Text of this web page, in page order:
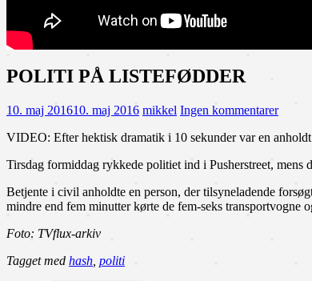
POLITI PÅ LISTEFØDDER
10. maj 201610. maj 2016 mikkel Ingen kommentarer
VIDEO: Efter hektisk dramatik i 10 sekunder var en
Tirsdag formiddag rykkede politiet ind i Pusherstreet,
Betjente i civil anholdte en person, der tilsyneladende
mindre end fem minutter kørte de fem-seks transportvogne
Foto: TVflux-arkiv
Tagget med hash politi